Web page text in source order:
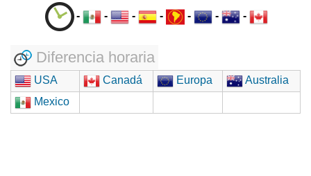
- - - - - - -
Diferencia horaria
USA Canadá Europa
Australia
Mexico